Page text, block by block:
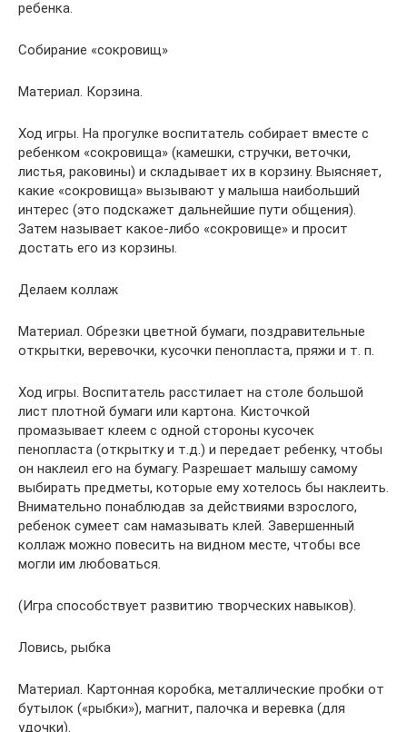
ребенка.
Собирание «сокровищ»
Материал. Корзина.
Ход игры. На прогулке воспитатель собирает вместе с
ребенком «сокровища» (камешки, стручки, веточки,
листья, раковины) и складывает их в корзину. Выясняет,
какие «сокровища» вызывают у малыша наибольший
интерес (это подскажет дальнейшие пути общения).
Затем называет какое-либо «сокровище» и просит
достать его из корзины.
Делаем коллаж
Материал. Обрезки цветной бумаги, поздравительные
открытки, веревочки, кусочки пенопласта, пряжи и т. п.
Ход игры. Воспитатель расстилает на столе большой
лист плотной бумаги или картона. Кисточкой
промазывает клеем с одной стороны кусочек
пенопласта (открытку и т.д.) и передает ребенку, чтобы
он наклеил его на бумагу. Разрешает малышу самому
выбирать предметы, которые ему хотелось бы наклеить.
Внимательно понаблюдав за действиями взрослого,
ребенок сумеет сам намазывать клей. Завершенный
коллаж можно повесить на видном месте, чтобы все
могли им любоваться.
(Игра способствует развитию творческих навыков).
Ловись, рыбка
Материал. Картонная коробка, металлические пробки от
бутылок («рыбки»), магнит, палочка и веревка (для
удочки).